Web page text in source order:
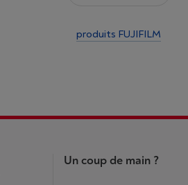
produits FUJIFILM
Un coup de main ?